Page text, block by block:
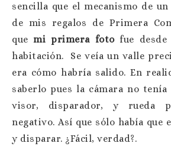
sencilla que el mecanismo de
de mis regalos de Primera
quemi primera fotofue desde
habitación. Se veía un valle
era cómo habría salido. En
saberlo pues la cámara no tenía
visor, disparador, y rueda
negativo. Así que sólo había que
y disparar. ¿Fácil, verdad?.